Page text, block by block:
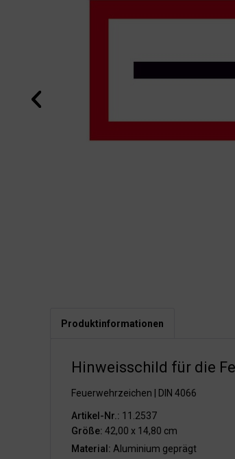
Produktinformationen
Hinweisschild für die
Feuerwehrzeichen | DIN 4066
Artikel-Nr.: 11.2537
Größe: 42,00 x 14,80 cm
Material: Aluminium geprägt